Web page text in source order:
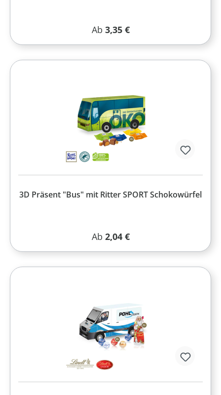
Regulärer Preis:
Ab 3,35 €
3D Präsent "Bus" mit Ritter SPORT Schokowürfel
Regulärer Preis:
Ab 2,04 €